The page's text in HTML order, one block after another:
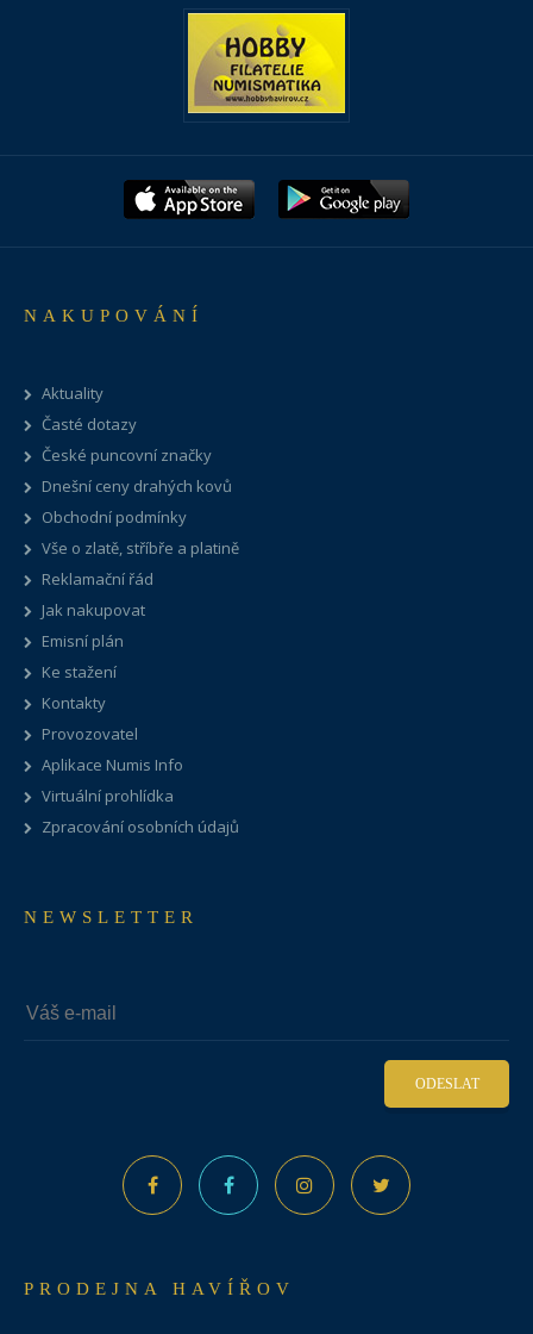
NAKUPOVÁNÍ
Aktuality
Časté dotazy
České puncovní značky
Dnešní ceny drahých kovů
Obchodní podmínky
Vše o zlatě, stříbře a platině
Reklamační řád
Jak nakupovat
Emisní plán
Ke stažení
Kontakty
Provozovatel
Aplikace Numis Info
Virtuální prohlídka
Zpracování osobních údajů
NEWSLETTER
ODESLAT
PRODEJNA HAVÍŘOV